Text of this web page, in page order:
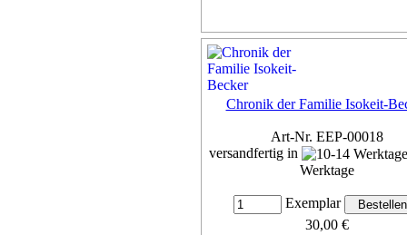
Chronik der Familie Isokeit-
Art-Nr. EEP-00018
versandfertig in
Werktage
Exemplar
30,00 €